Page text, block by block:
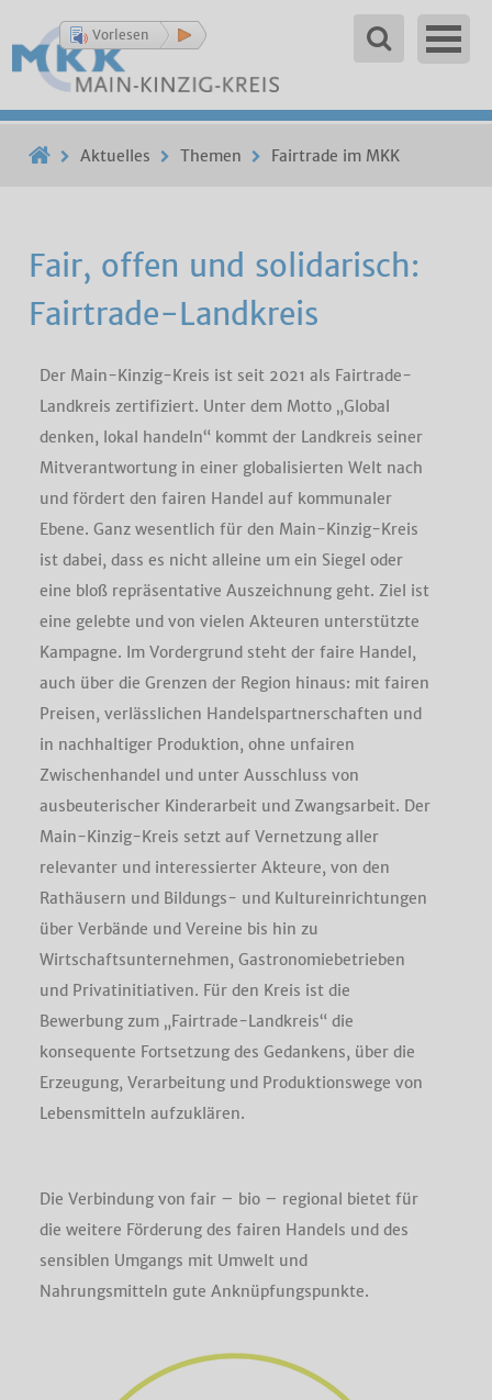
Vorlesen
Aktuelles Themen Fairtrade im MKK
Fair, offen und solidarisch:
Fairtrade-Landkreis
Der Main-Kinzig-Kreis ist seit 2021 als Fairtrade-
Landkreis zertifiziert. Unter dem Motto „Global
denken, lokal handeln“ kommt der Landkreis seiner
Mitverantwortung in einer globalisierten Welt nach
und fördert den fairen Handel auf kommunaler
Ebene. Ganz wesentlich für den Main-Kinzig-Kreis
ist dabei, dass es nicht alleine um ein Siegel oder
eine bloß repräsentative Auszeichnung geht. Ziel ist
eine gelebte und von vielen Akteuren unterstützte
Kampagne. Im Vordergrund steht der faire Handel,
auch über die Grenzen der Region hinaus: mit fairen
Preisen, verlässlichen Handelspartnerschaften und
in nachhaltiger Produktion, ohne unfairen
Zwischenhandel und unter Ausschluss von
ausbeuterischer Kinderarbeit und Zwangsarbeit. Der
Main-Kinzig-Kreis setzt auf Vernetzung aller
relevanter und interessierter Akteure, von den
Rathäusern und Bildungs- und Kultureinrichtungen
über Verbände und Vereine bis hin zu
Wirtschaftsunternehmen, Gastronomiebetrieben
und Privatinitiativen. Für den Kreis ist die
Bewerbung zum „Fairtrade-Landkreis“ die
konsequente Fortsetzung des Gedankens, über die
Erzeugung, Verarbeitung und Produktionswege von
Lebensmitteln aufzuklären.
Die Verbindung von fair – bio – regional bietet für
die weitere Förderung des fairen Handels und des
sensiblen Umgangs mit Umwelt und
Nahrungsmitteln gute Anknüpfungspunkte.